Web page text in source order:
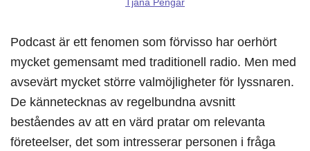
Podcast är ett fenomen som förvisso har oerhört
mycket gemensamt med traditionell radio. Men med
avsevärt mycket större valmöjligheter för lyssnaren.
De kännetecknas av regelbundna avsnitt
beståendes av att en värd pratar om relevanta
företeelser, det som intresserar personen i fråga